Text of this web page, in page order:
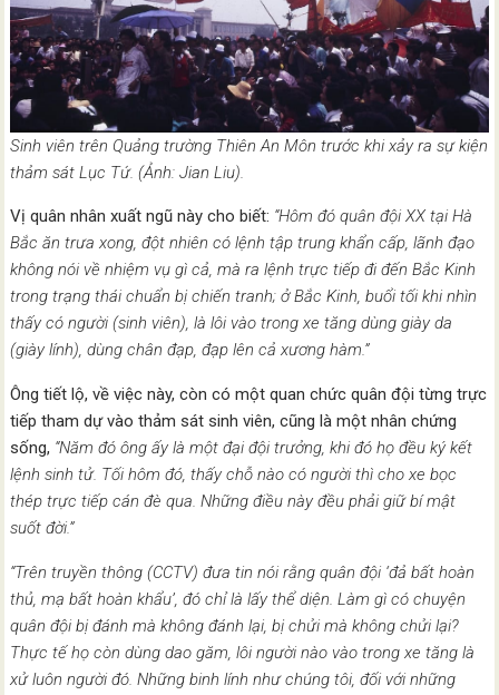
Sinh viên trên Quảng trường Thiên An Môn trước khi xảy ra sự kiện
thảm sát Lục Tứ. (Ảnh: Jian Liu).
Vị quân nhân xuất ngũ này cho biết: “Hôm đó quân đội XX tại Hà
Bắc ăn trưa xong, đột nhiên có lệnh tập trung khẩn cấp, lãnh đạo
không nói về nhiệm vụ gì cả, mà ra lệnh trực tiếp đi đến Bắc Kinh
trong trạng thái chuẩn bị chiến tranh; ở Bắc Kinh, buổi tối khi nhìn
thấy có người (sinh viên), là lôi vào trong xe tăng dùng giày da
(giày lính), dùng chân đạp, đạp lên cả xương hàm.”
Ông tiết lộ, về việc này, còn có một quan chức quân đội từng trực
tiếp tham dự vào thảm sát sinh viên, cũng là một nhân chứng
sống, “Năm đó ông ấy là một đại đội trưởng, khi đó họ đều ký kết
lệnh sinh tử. Tối hôm đó, thấy chỗ nào có người thì cho xe bọc
thép trực tiếp cán đè qua. Những điều này đều phải giữ bí mật
suốt đời.”
“Trên truyền thông (CCTV) đưa tin nói rằng quân đội ‘đả bất hoàn
thủ, mạ bất hoàn khẩu’, đó chỉ là lấy thể diện. Làm gì có chuyện
quân đội bị đánh mà không đánh lại, bị chửi mà không chửi lại?
Thực tế họ còn dùng dao găm, lôi người nào vào trong xe tăng là
xử luôn người đó. Những binh lính như chúng tôi, đối với những